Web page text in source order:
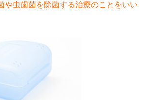
や虫歯菌を除菌する治療のことをいい